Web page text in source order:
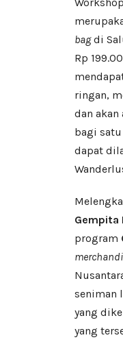
bagdi
Rp
ringan,
dan
bagi
dapat
Gempita
program
seniman
yang
yang